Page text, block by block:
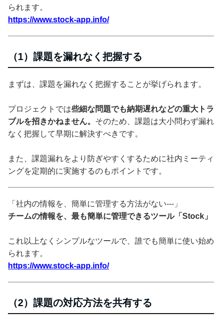
られます。
https://www.stock-app.info/
（1）課題を漏れなく把握する
まずは、課題を漏れなく把握することが挙げられます。
プロジェクトでは些細な問題でも納期遅れなどの重大トラ
ブルを招きかねません。 そのため、課題は大小問わず漏れ
なく把握して早期に解決すべきです。
また、課題漏れをより防ぎやすくするために社内ミーティ
ングを定期的に実施するのもポイントです。
「社内の情報を、簡単に管理する方法がない---」
チームの情報を、最も簡単に管理できるツール「Stock」
これ以上なくシンプルなツールで、誰でも簡単に使い始め
られます。
https://www.stock-app.info/
（2）課題の対応方法を共有する